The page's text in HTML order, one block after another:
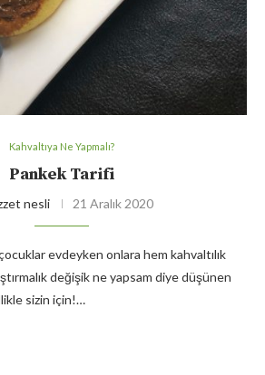
Kahvaltıya Ne Yapmalı?
Pankek Tarifi
nesli 21 Aralık 2020
evdeyken onlara hem kahvaltılık
değişik ne yapsam diye düşünen
sizin için!…